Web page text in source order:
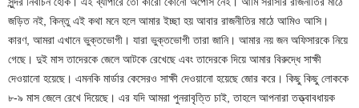
জড়িত নই, কিন্তু এই কথা মনে হলে আমার ইচ্ছা হয় আবার রাজনীতির মাঠে আমিও আসি।
কারণ, আমরা এখানে ভুক্তভোগী। যারা ভুক্তভোগী তারা জানি। আমার নয় জন অফিসারকে নিয়ে
গেছে। দুই মাস তাদেরকে জেলে আটকে রেখেছে এবং তাদেরকে দিয়ে আমার বিরুদ্ধে সাক্ষী
দেওয়ানো হয়েছে। এমনকি মার্ডার কেসেরও সাক্ষী দেওয়ানো হয়েছে জোর করে। কিছু কিছু লোককে
৮-৯ মাস জেলে রেখে দিয়েছে। এর যদি আমরা পুনরাবৃত্তি চাই, তাহলে আপনারা তত্ত্বাবধায়ক